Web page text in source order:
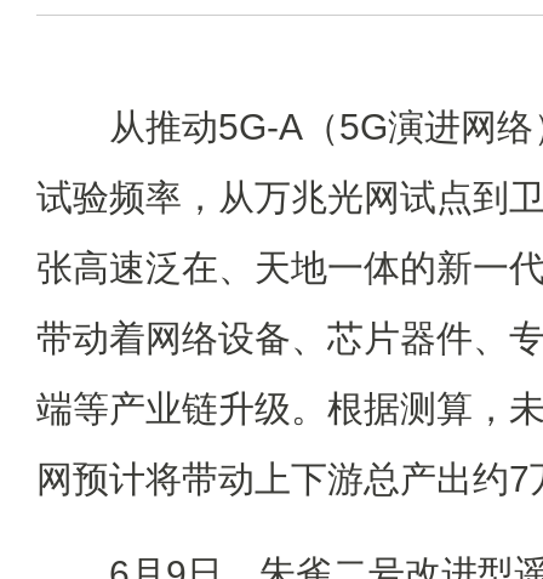
从推动5G-A（5G演进网络
试验频率，从万兆光网试点
张高速泛在、天地一体的新一
带动着网络设备、芯片器件、
端等产业链升级。根据测算，
网预计将带动上下游总产出约7